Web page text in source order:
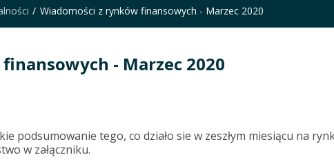
Wiadomości z rynków finansowych - Marzec 2020
- Marzec 2020
podsumowanie tego, co działo sie w zeszłym miesiącu na
w załączniku.